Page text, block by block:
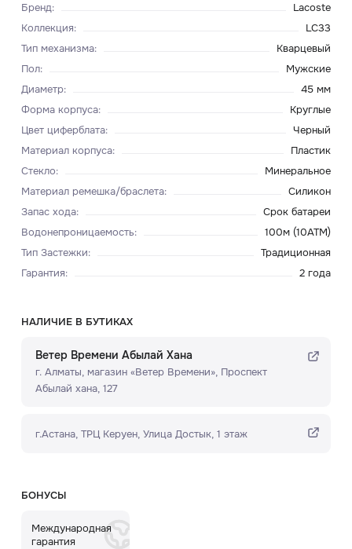
Бренд:
Lacoste
Коллекция:
LC33
Тип механизма:
Кварцевый
Пол:
Мужские
Диаметр:
45 мм
Форма корпуса:
Круглые
Цвет циферблата:
Черный
Материал корпуса:
Пластик
Стекло:
Минеральное
Материал ремешка/браслета:
Силикон
Запас хода:
Срок батареи
Водонепроницаемость:
100м (10ATM)
Тип Застежки:
Традиционная
Гарантия: 2 года
НАЛИЧИЕ В БУТИКАХ
Ветер Времени Абылай Хана
г. Алматы, ​магазин «Ветер Времени»​, Проспект
Абылай хана, 127
г.Астана, ТРЦ Керуен​, Улица Достык, 1 этаж
БОНУСЫ
Международная
гарантия